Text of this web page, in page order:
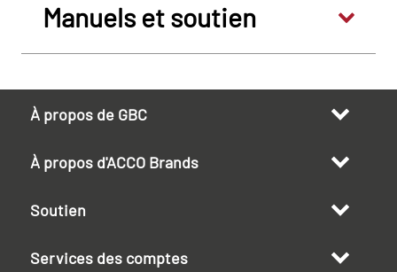
Manuels et soutien
À propos de GBC
À propos d'ACCO Brands
Soutien
Services des comptes